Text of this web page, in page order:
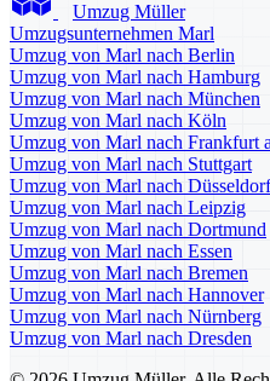
Umzug Müller
Umzugsunternehmen Marl
Umzug von Marl nach Berlin
Umzug von Marl nach Hamburg
Umzug von Marl nach München
Umzug von Marl nach Köln
Umzug von Marl nach Frankfurt
Umzug von Marl nach Stuttgart
Umzug von Marl nach Düsseldorf
Umzug von Marl nach Leipzig
Umzug von Marl nach Dortmund
Umzug von Marl nach Essen
Umzug von Marl nach Bremen
Umzug von Marl nach Hannover
Umzug von Marl nach Nürnberg
Umzug von Marl nach Dresden